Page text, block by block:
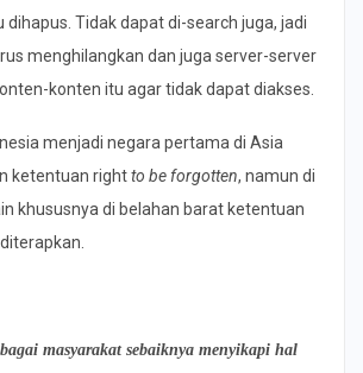
dihapus. Tidak dapat di-search juga, jadi
menghilangkan dan juga server-server
konten itu agar tidak dapat diakses.
menjadi negara pertama di Asia
ketentuan rightto be forgotten, namun di
khususnya di belahan barat ketentuan
masyarakat sebaiknya menyikapi hal